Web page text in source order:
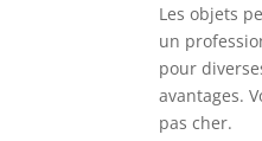
Les objets
un
pour
avantages.
pas cher.